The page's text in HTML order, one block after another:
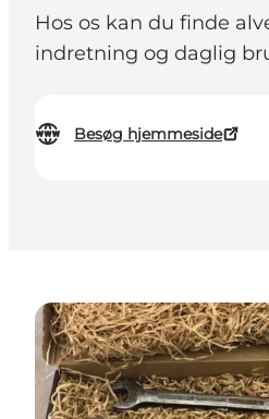
Hos os kan du finde
indretning og daglig
Besøg hjemmeside